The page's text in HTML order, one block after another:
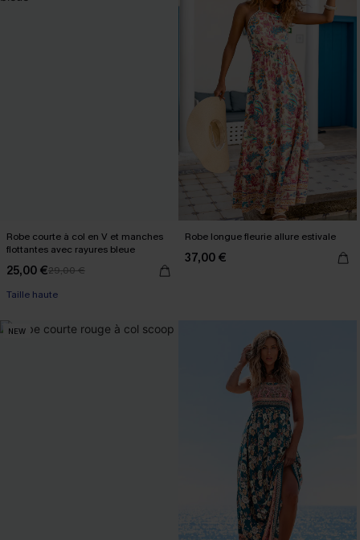
Robe courte à col en V et manches
flottantes avec rayures bleue
25,00 €29,00 €
Taille haute
Robe longue fleurie allure estivale
37,00 €
NEW